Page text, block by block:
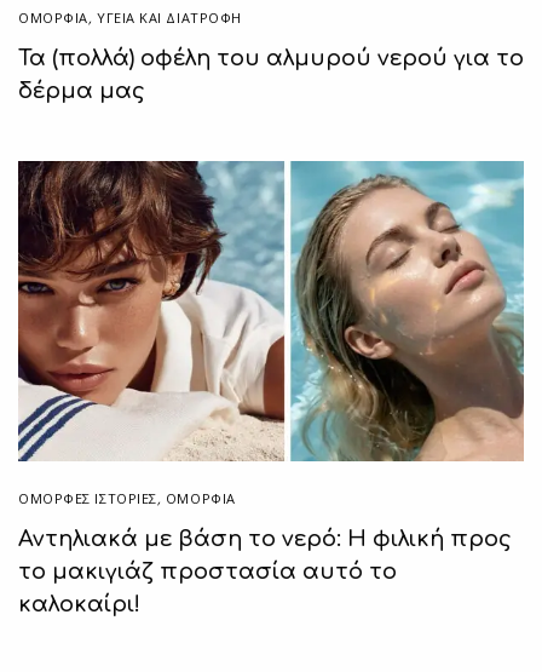
ΟΜΟΡΦΙΑ, ΥΓΕΊΑ ΚΑΙ ΔΙΑΤΡΟΦΉ
Τα (πολλά) οφέλη του αλμυρού νερού για το
δέρμα μας
ΌΜΟΡΦΕΣ ΙΣΤΟΡΊΕΣ, ΟΜΟΡΦΙΑ
Αντηλιακά με βάση το νερό: Η φιλική προς
το μακιγιάζ προστασία αυτό το
καλοκαίρι!